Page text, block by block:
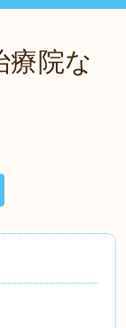
療院な